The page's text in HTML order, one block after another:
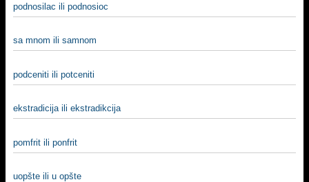
podnosilac ili podnosioc
sa mnom ili samnom
podceniti ili potceniti
ekstradicija ili ekstradikcija
pomfrit ili ponfrit
uopšte ili u opšte